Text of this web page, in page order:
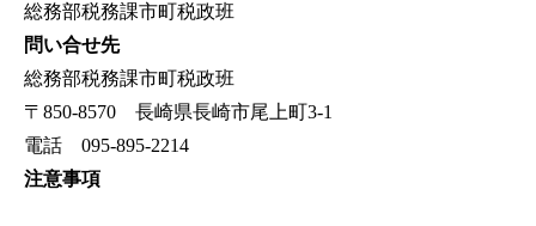
総務部税務課市町税政班
問い合せ先
総務部税務課市町税政班
〒850-8570 長崎県長崎市尾上町3-1
電話 095-895-2214
注意事項